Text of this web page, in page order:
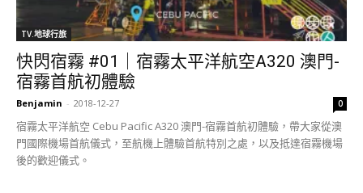
TV.地球行旅
快閃宿霧 #01｜宿霧太平洋航空A320 澳門-
宿霧首航初體驗
Benjamin - 2018-12-27 0
宿霧太平洋航空 Cebu Pacific A320 澳門-宿霧首航初體驗，帶大家從澳
門國際機場首航儀式，至航機上體驗首航特別之處，以及抵達宿霧機場
後的歡迎儀式。